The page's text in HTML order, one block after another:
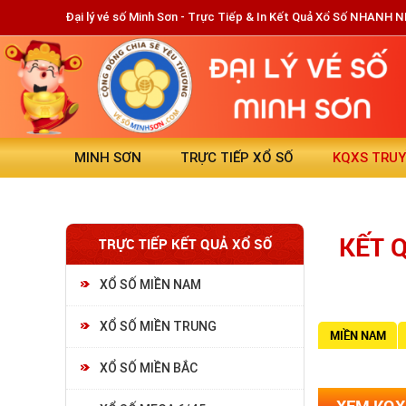
Đại lý vé số Minh Sơn - Trực Tiếp & In Kết Quả Xổ Số NHANH
MINH SƠN TRỰC TIẾP XỔ SỐ KQXS
TRỰC TIẾP KẾT QUẢ XỔ SỐ
XỔ SỐ MIỀN NAM
XỔ SỐ MIỀN TRUNG
XỔ SỐ MIỀN BẮC
KẾT
MIỀN NAM